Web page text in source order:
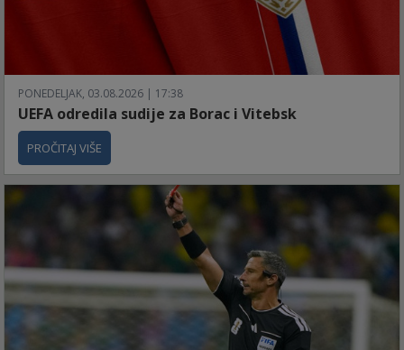
PONEDELJAK, 03.08.2026 | 17:38
UEFA odredila sudije za Borac i Vitebsk
PROČITAJ VIŠE